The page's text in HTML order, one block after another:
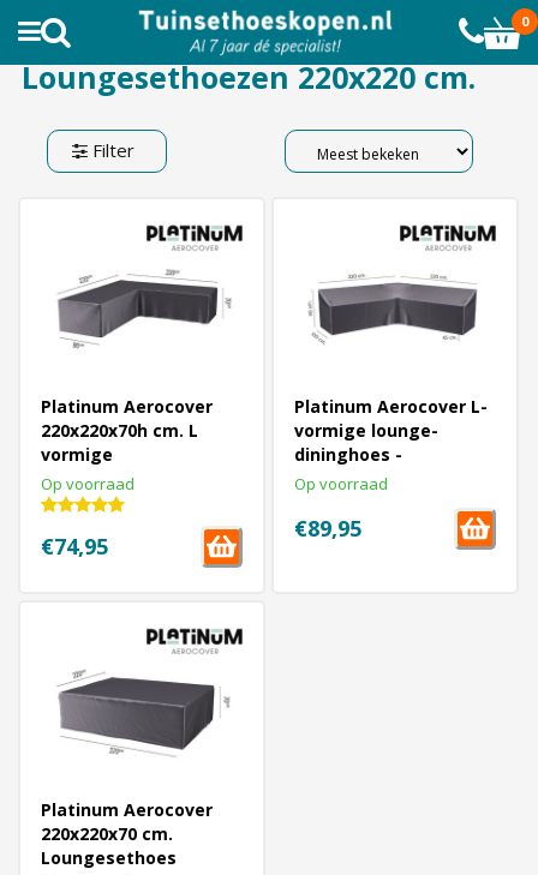
0
AL MEER DAN 10.000 TEVREDEN KLANTEN
Loungesethoezen 220x220 cm.
Filter
Platinum Aerocover
220x220x70h cm. L
vormige
loungesethoes
Op voorraad
€74,95
Platinum Aerocover L-
vormige lounge-
dininghoes -
220x220x65/90 cm.
Op voorraad
€89,95
Platinum Aerocover
220x220x70 cm.
Loungesethoes